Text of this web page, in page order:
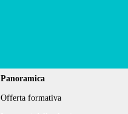
Panoramica
Offerta formativa